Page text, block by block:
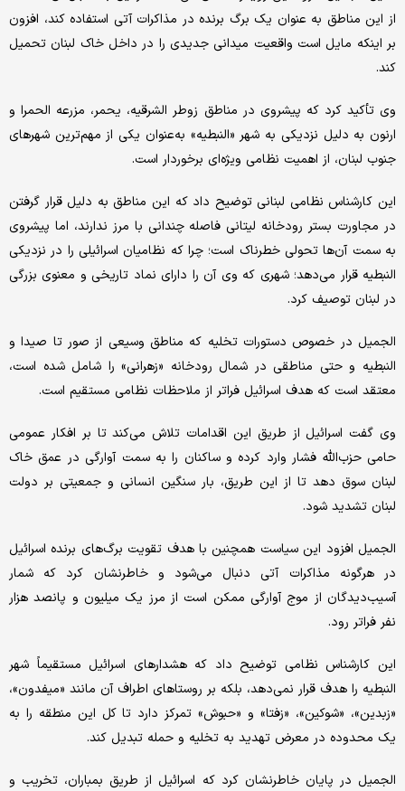
از این مناطق به عنوان یک برگ برنده در مذاکرات آتی استفاده کند، افزون
بر اینکه مایل است واقعیت میدانی جدیدی را در داخل خاک لبنان تحمیل
کند.
وی تأکید کرد که پیشروی در مناطق زوطر الشرقیه، یحمر، مزرعه الحمرا و
ارنون به دلیل نزدیکی به شهر «النبطیه» به‌عنوان یکی از مهم‌ترین شهرهای
جنوب لبنان، از اهمیت نظامی ویژه‌ای برخوردار است.
این کارشناس نظامی لبنانی توضیح داد که این مناطق به دلیل قرار گرفتن
در مجاورت بستر رودخانه لیتانی فاصله چندانی با مرز ندارند، اما پیشروی
به سمت آن‌ها تحولی خطرناک است؛ چرا که نظامیان اسرائیلی را در نزدیکی
النبطیه قرار می‌دهد؛ شهری که وی آن را دارای نماد تاریخی و معنوی بزرگی
در لبنان توصیف کرد.
الجمیل در خصوص دستورات تخلیه که مناطق وسیعی از صور تا صیدا و
النبطیه و حتی مناطقی در شمال رودخانه «زهرانی» را شامل شده است،
معتقد است که هدف اسرائیل فراتر از ملاحظات نظامی مستقیم است.
وی گفت اسرائیل از طریق این اقدامات تلاش می‌کند تا بر افکار عمومی
حامی حزب‌الله فشار وارد کرده و ساکنان را به سمت آوارگی در عمق خاک
لبنان سوق دهد تا از این طریق، بار سنگین انسانی و جمعیتی بر دولت
لبنان تشدید شود.
الجمیل افزود این سیاست همچنین با هدف تقویت برگ‌های برنده اسرائیل
در هرگونه مذاکرات آتی دنبال می‌شود و خاطرنشان کرد که شمار
آسیب‌دیدگان از موج آوارگی ممکن است از مرز یک میلیون و پانصد هزار
نفر فراتر رود.
این کارشناس نظامی توضیح داد که هشدارهای اسرائیل مستقیماً شهر
النبطیه را هدف قرار نمی‌دهد، بلکه بر روستاهای اطراف آن مانند «میفدون»،
«زبدین»، «شوکین»، «زفتا» و «حبوش» تمرکز دارد تا کل این منطقه را به
یک محدوده در معرض تهدید به تخلیه و حمله تبدیل کند.
الجمیل در پایان خاطرنشان کرد که اسرائیل از طریق بمباران، تخریب و